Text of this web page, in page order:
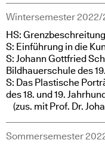
Wintersemester
HS:
S: Einführung in die
S: Johann Gottfried
Bildhauerschule des
S: Das Plastische
des 18. und 19.
(zus. mit Prof. Dr.
Sommersemester